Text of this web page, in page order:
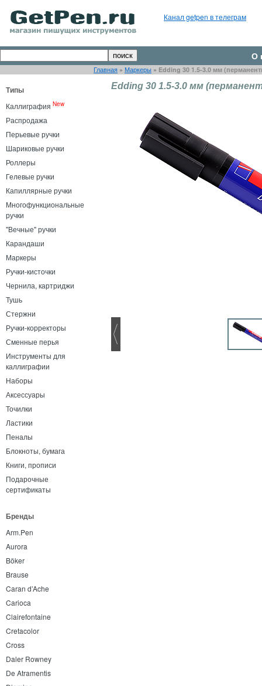
Канал getpen в телеграм
О
Главная » Маркеры » Edding 30 1.5-3.0 мм
Типы
Каллиграфия New
Распродажа
Перьевые ручки
Шариковые ручки
Роллеры
Гелевые ручки
Капиллярные ручки
Многофункциональные
ручки
"Вечные" ручки
Карандаши
Маркеры
Ручки-кисточки
Чернила, картриджи
Тушь
Стержни
Ручки-корректоры
Сменные перья
Инструменты для
каллиграфии
Наборы
Аксессуары
Точилки
Ластики
Пеналы
Блокноты, бумага
Книги, прописи
Подарочные
сертификаты
Бренды
Arm.Pen
Aurora
Böker
Brause
Caran d’Ache
Carioca
Clairefontaine
Cretacolor
Cross
Daler Rowney
De Atramentis
Edding 30 1.5-3.0 мм